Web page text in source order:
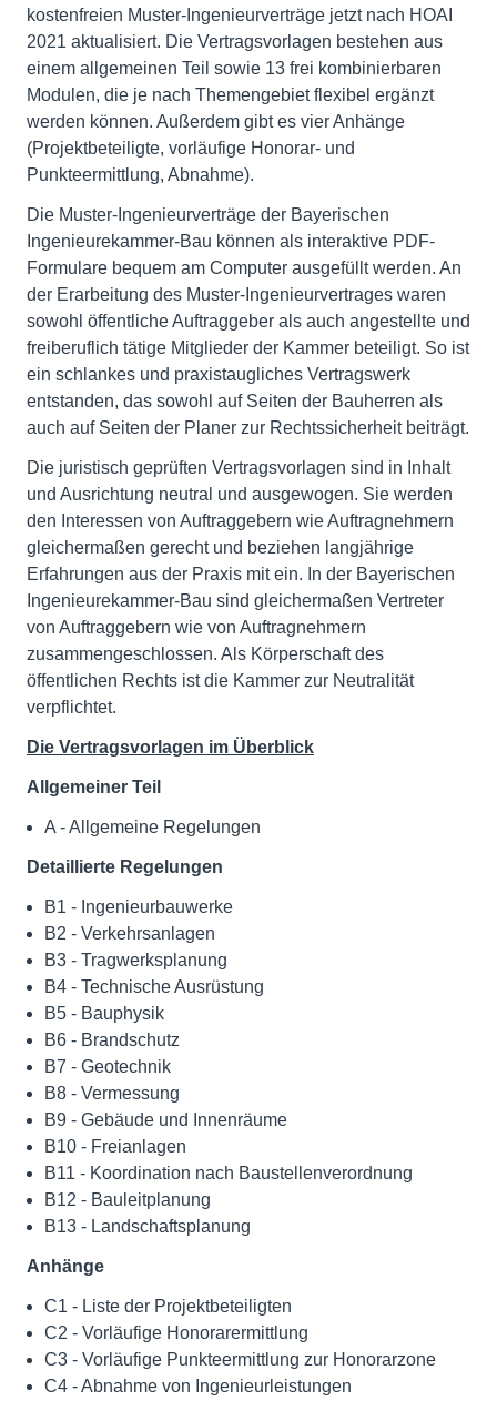
kostenfreien Muster-Ingenieurverträge jetzt nach HOAI
2021 aktualisiert. Die Vertragsvorlagen bestehen aus
einem allgemeinen Teil sowie 13 frei kombinierbaren
Modulen, die je nach Themengebiet flexibel ergänzt
werden können. Außerdem gibt es vier Anhänge
(Projektbeteiligte, vorläufige Honorar- und
Punkteermittlung, Abnahme).
Die Muster-Ingenieurverträge der Bayerischen
Ingenieurekammer-Bau können als interaktive PDF-
Formulare bequem am Computer ausgefüllt werden. An
der Erarbeitung des Muster-Ingenieurvertrages waren
sowohl öffentliche Auftraggeber als auch angestellte und
freiberuflich tätige Mitglieder der Kammer beteiligt. So ist
ein schlankes und praxistaugliches Vertragswerk
entstanden, das sowohl auf Seiten der Bauherren als
auch auf Seiten der Planer zur Rechtssicherheit beiträgt.
Die juristisch geprüften Vertragsvorlagen sind in Inhalt
und Ausrichtung neutral und ausgewogen. Sie werden
den Interessen von Auftraggebern wie Auftragnehmern
gleichermaßen gerecht und beziehen langjährige
Erfahrungen aus der Praxis mit ein. In der Bayerischen
Ingenieurekammer-Bau sind gleichermaßen Vertreter
von Auftraggebern wie von Auftragnehmern
zusammengeschlossen. Als Körperschaft des
öffentlichen Rechts ist die Kammer zur Neutralität
verpflichtet.
Die Vertragsvorlagen im Überblick
Allgemeiner Teil
A - Allgemeine Regelungen
Detaillierte Regelungen
B1 - Ingenieurbauwerke
B2 - Verkehrsanlagen
B3 - Tragwerksplanung
B4 - Technische Ausrüstung
B5 - Bauphysik
B6 - Brandschutz
B7 - Geotechnik
B8 - Vermessung
B9 - Gebäude und Innenräume
B10 - Freianlagen
B11 - Koordination nach Baustellenverordnung
B12 - Bauleitplanung
B13 - Landschaftsplanung
Anhänge
C1 - Liste der Projektbeteiligten
C2 - Vorläufige Honorarermittlung
C3 - Vorläufige Punkteermittlung zur Honorarzone
C4 - Abnahme von Ingenieurleistungen